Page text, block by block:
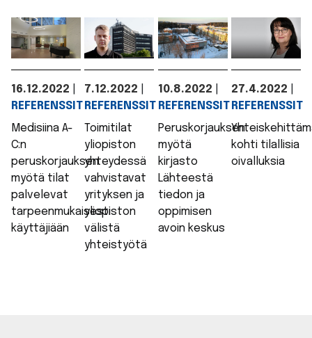
16.12.2022
REFERENSSIT
Medisiina A-
C:n
peruskorjauksen
myötä tilat
palvelevat
tarpeenmukaisesti
käyttäjiään
7.12.2022
REFERENSSIT
Toimitilat
yliopiston
yhteydessä
vahvistavat
yrityksen ja
yliopiston
välistä
yhteistyötä
10.8.2022
REFERENSSIT
Peruskorjauksen
myötä
kirjasto
Lähteestä
tiedon ja
oppimisen
avoin keskus
27.4.2022
REFERENSSIT
kohti tilallisia
oivalluksia